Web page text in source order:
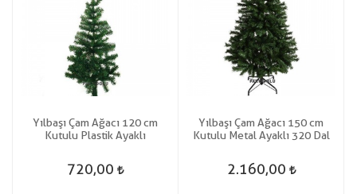
Yılbaşı Çam Ağacı 120 cm
Kutulu Plastik Ayaklı
720,00
Yılbaşı Çam Ağacı 150 cm
Kutulu Metal Ayaklı 320 Dal
2.160,00